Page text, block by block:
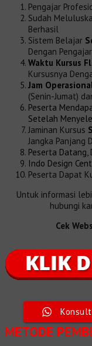
Pengajar
Sudah
Berhasil
Sistem Belajar
Dengan Pengajar
Waktu Kursus
Kursusnya
Jam
(Senin-Jumat)
Peserta
Setelah
Jaminan Kursus
Jangka Panjang
Peserta Datang,
Indo Design
Peserta Dapat
Untuk informasi
hubungi
Cek
METODE